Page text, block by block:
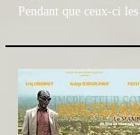
Pendant que ceux-ci